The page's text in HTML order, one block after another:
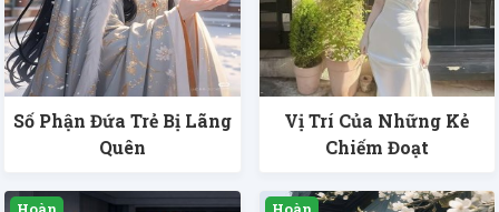
Số Phận Đứa Trẻ Bị Lãng
Quên
Vị Trí Của Những Kẻ
Chiếm Đoạt